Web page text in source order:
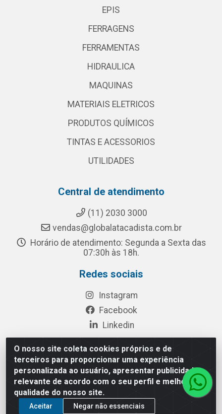
O nosso site coleta cookies próprios e de
terceiros para proporcionar uma experiência
personalizada ao usuário, apresentar publicidade
relevante de acordo com o seu perfil e melhorar a
qualidade do nosso site.
Aceitar Negar não essenciais
EPIS
FERRAGENS
FERRAMENTAS
HIDRAULICA
MAQUINAS
MATERIAIS ELETRICOS
PRODUTOS QUÍMICOS
TINTAS E ACESSORIOS
UTILIDADES
Central de atendimento
(11) 2030 3000
vendas@globalatacadista.com.br
Horário de atendimento: Segunda a Sexta das
07:30h às 18h.
Redes sociais
Instagram
Facebook
Linkedin
Rua Chipuê, 117 - S. Miguel Paulista São Paulo/SP - CEP
08010-260- CNPJ: 03.010.739/0001-72